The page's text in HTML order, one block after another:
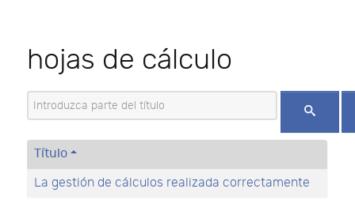
hojas de cálculo
Introduzca parte del título
Título
La gestión de cálculos realizada correctamente